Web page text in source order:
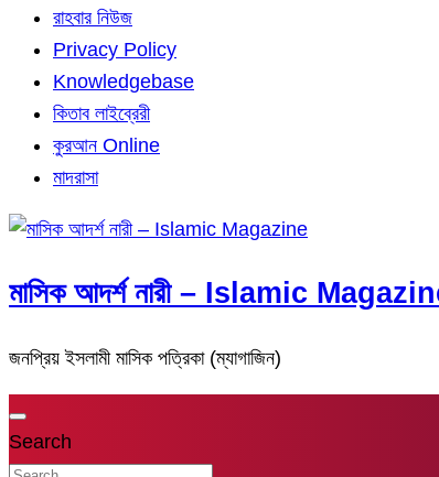
রাহবার নিউজ
Privacy Policy
Knowledgebase
কিতাব লাইব্রেরী
কুরআন Online
মাদরাসা
মাসিক আদর্শ নারী – Islamic
জনপ্রিয় ইসলামী মাসিক পত্রিকা (ম্যাগাজিন)
Search